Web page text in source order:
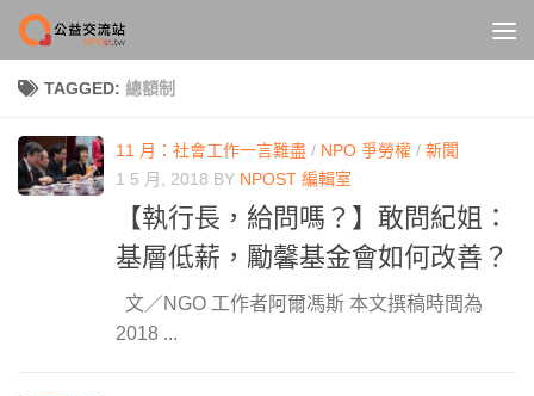
Skip to content
TAGGED: 總額制
11 月：社會工作一言難盡 / NPO 爭勞權 / 新聞
1 5 月, 2018 BY NPOST 編輯室
【執行長，給問嗎？】敢問紀姐：
基層低薪，勵馨基金會如何改善？
文／NGO 工作者阿爾馮斯 本文撰稿時間為
2018 ...